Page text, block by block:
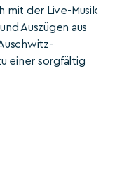
mit der Live-Musik
Auszügen aus
einer sorgfältig